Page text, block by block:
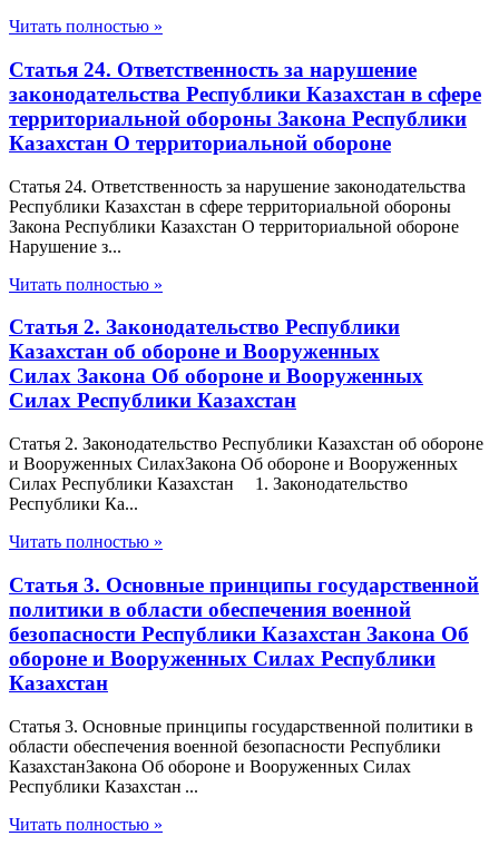
Читать полностью »
Статья 24. Ответственность за нарушение
законодательства Республики Казахстан в сфере
территориальной обороны Закона Республики
Казахстан О территориальной обороне
Статья 24. Ответственность за нарушение законодательства
Республики Казахстан в сфере территориальной обороны
Закона Республики Казахстан О территориальной обороне
Нарушение з...
Читать полностью »
Статья 2. Законодательство Республики
Казахстан об обороне и Вооруженных
Силах Закона Об обороне и Вооруженных
Силах Республики Казахстан
Статья 2. Законодательство Республики Казахстан об обороне
и Вооруженных СилахЗакона Об обороне и Вооруженных
Силах Республики Казахстан 1. Законодательство
Республики Ка...
Читать полностью »
Статья 3. Основные принципы государственной
политики в области обеспечения военной
безопасности Республики Казахстан Закона Об
обороне и Вооруженных Силах Республики
Казахстан
Статья 3. Основные принципы государственной политики в
области обеспечения военной безопасности Республики
КазахстанЗакона Об обороне и Вооруженных Силах
Республики Казахстан ...
Читать полностью »